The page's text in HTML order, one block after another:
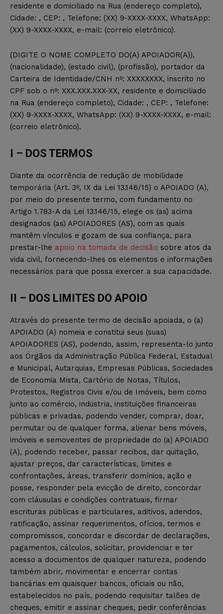
residente e domiciliado na Rua (endereço completo),
Cidade: , CEP: , Telefone: (XX) 9-XXXX-XXXX, WhatsApp:
(XX) 9-XXXX-XXXX, e-mail: (correio eletrônico).
(DIGITE O NOME COMPLETO DO(A) APOIADOR(A)),
(nacionalidade), (estado civil), (profissão), portador da
Carteira de Identidade/CNH nº: XXXXXXXX, inscrito no
CPF sob o nº: XXX.XXX.XXX-XX, residente e domiciliado
na Rua (endereço completo), Cidade: , CEP: , Telefone:
(XX) 9-XXXX-XXXX, WhatsApp: (XX) 9-XXXX-XXXX, e-mail:
(correio eletrônico).
I – DOS TERMOS
Diante da ocorrência de redução de mobilidade
temporária (Art. 3º, IX da Lei 13.146/15) o APOIADO (A),
por meio do presente termo, com fundamento no
Artigo 1.783-A da Lei 13.146/15, elege os (as) acima
designados (as) APOIADORES (AS), com as quais
mantêm vínculos e gozam de sua confiança, para
prestar-lhe apoio na tomada de decisão sobre atos da
vida civil, fornecendo-lhes os elementos e informações
necessários para que possa exercer a sua capacidade.
II – DOS LIMITES DO APOIO
Através do presente termo de decisão apoiada, o (a)
APOIADO (A) nomeia e constitui seus (suas)
APOIADORES (AS), podendo, assim, representa-lo junto
aos Órgãos da Administração Pública Federal, Estadual
e Municipal, Autarquias, Empresas Públicas, Sociedades
de Economia Mista, Cartório de Notas, Títulos,
Protestos, Registros Civis e/ou de Imóveis, bem como
junto ao comércio, indústria, instituições financeiras
públicas e privadas, podendo vender, comprar, doar,
permutar ou de qualquer forma, alienar bens móveis,
imóveis e semoventes de propriedade do (a) APOIADO
(A), podendo receber, passar recibos, dar quitação,
ajustar preços, dar características, limites e
confrontações, áreas, transferir domínios, ação e
posse, responder pela evicção de direito, concordar
com cláusulas e condições contratuais, firmar
escrituras públicas e particulares, aditivos, adendos,
ratificação, assinar requerimentos, ofícios, termos e
compromissos, concordar e discordar de declarações,
pagamentos, cálculos, solicitar, providenciar e ter
acesso a documentos de qualquer natureza, podendo
também abrir, movimentar e encerrar contas
bancárias em quaisquer bancos, oficiais ou não,
estabelecidos no país, podendo requisitar talões de
cheques, emitir e assinar cheques, pedir conferências